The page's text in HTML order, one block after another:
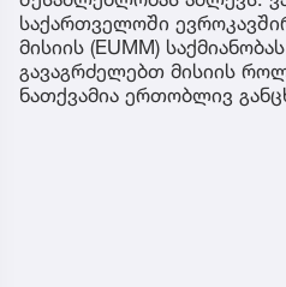
საქართველოში
მისიის (EUMM)
გავაგრძელებთ მისიის
ნათქვამია ერთობლივ